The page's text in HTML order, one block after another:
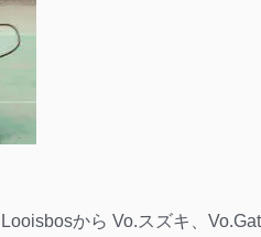
から Vo.スズキ、